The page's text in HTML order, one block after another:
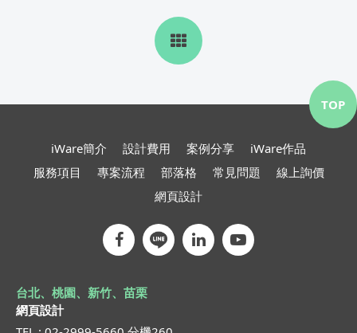
iWare簡介 設計費用 案例分享
iWare作品
服務項目
專案流程 部落格 常見問題
線上詢價
網頁設計
台北、桃園、新竹、苗栗
網頁設計
TOP